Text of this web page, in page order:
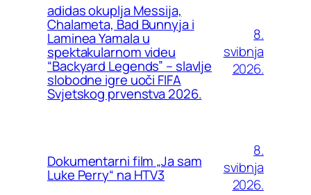
adidas okuplja Messija,
Chalameta, Bad Bunnyja i
Laminea Yamala u
spektakularnom videu
“Backyard Legends” – slavlje
slobodne igre uoči FIFA
Svjetskog prvenstva 2026.
8.
svibnja
2026.
Dokumentarni film „Ja sam
Luke Perry“ na HTV3
8.
svibnja
2026.